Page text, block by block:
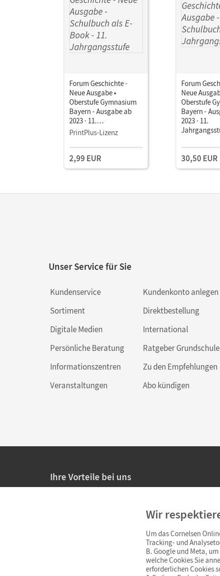
Forum Geschichte -
Neue Ausgabe •
Oberstufe Gymnasium
Bayern - Ausgabe ab
2023 · 11.
Jahrgangsstufe •
Mit Medien
PrintPlus-Lizenz
2,99 EUR
Forum
Neue
Oberstufe
Bayern -
2023 · 11.
Medien
30,50 EUR
Unser Service für Sie
Kundenservice
Sortiment
Digitale Medien
Persönliche Beratung
Informationszentren
Veranstaltungen
Kundenkonto anlegen
Direktbestellung
International
Ratgeber Grundschule
Zu den Empfehlungen
Abo kündigen
Ihre Vorteile bei uns
Persönliche Angebote für Lehrkräfte
Sicheres Einkaufen mit SSL-Verschlüsselung
Widerrufsfristvon 4 Wochen
Wir
Um das Cornelsen
Tracking- und
B. Google und Meta,
welche Cookies Sie
erforderlichen Cookies